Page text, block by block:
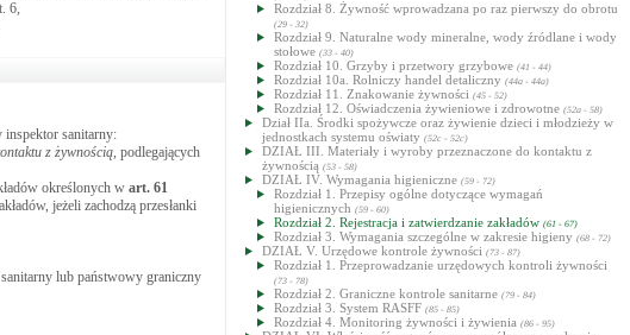
6,
inspektor sanitarny:
z żywnością, podlegających
określonych w art. 61
jeżeli zachodzą przesłanki
lub państwowy graniczny
Rozdział 8. Żywność wprowadzana po raz pierwszy do obrotu
(29 - 32)
Rozdział 9. Naturalne wody mineralne, wody źródlane i wody
stołowe (33 - 40)
Rozdział 10. Grzyby i przetwory grzybowe (41 - 44)
Rozdział 10a. Rolniczy handel detaliczny (44a - 44a)
Rozdział 11. Znakowanie żywności (45 - 52)
Rozdział 12. Oświadczenia żywieniowe i zdrowotne (52a - 58)
Dział IIa. Środki spożywcze oraz żywienie dzieci i młodzieży w
jednostkach systemu oświaty (52c - 52c)
DZIAŁ III. Materiały i wyroby przeznaczone do kontaktu z
żywnością (53 - 58)
DZIAŁ IV. Wymagania higieniczne (59 - 72)
Rozdział 1. Przepisy ogólne dotyczące wymagań
higienicznych (59 - 60)
Rozdział 2. Rejestracja i zatwierdzanie zakładów (61 - 67)
Rozdział 3. Wymagania szczególne w zakresie higieny (68 - 72)
DZIAŁ V. Urzędowe kontrole żywności (73 - 87)
Rozdział 1. Przeprowadzanie urzędowych kontroli żywności
(73 - 78)
Rozdział 2. Graniczne kontrole sanitarne (79 - 84)
Rozdział 3. System RASFF (85 - 85)
Rozdział 4. Monitoring żywności i żywienia (86 - 95)